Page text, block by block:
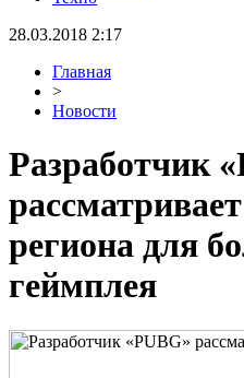
28.03.2018 2:17
Главная
>
Новости
Разработчик
региона для
геймплея